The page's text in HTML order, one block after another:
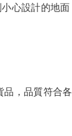
心設計的地
，品質符合